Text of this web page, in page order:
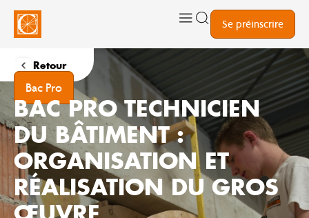
Se préinscrire
Retour
Bac Pro
BAC PRO TECHNICIEN
DU BÂTIMENT :
ORGANISATION ET
RÉALISATION DU GROS